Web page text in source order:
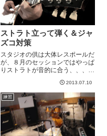
ストラト立って弾く＆ジャ
ズコ対策
スタジオの供は大体レスポールだ
が、８月のセッションではやっぱ
りストラトが音的に合う、、、の
に持ち込んだ。ストラップの長さ
とか体にくる位置がレスポールと
違うので戸惑う。レスポールより
気持ち高めにセットしないと弾
け...
2013.07.10
練習